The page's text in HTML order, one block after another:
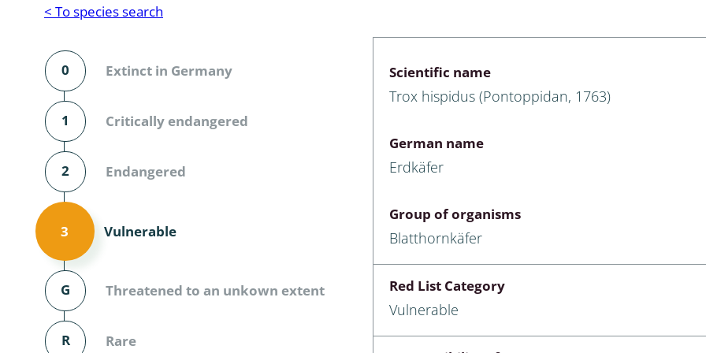
Reptilia
Aves
Branchiopoda: Anostraca,
Coleoptera: Scarabaeoidea
Makrozoobenthos
Diptera: Chaoboridae
marine Chlorophyta,
< To species search
0 Extinct in Germany
1 Critically endangered
2 Endangered
3 Vulnerable
G Threatened to an unkown extent
R Rare
Scientific name
Trox hispidus (Pontoppidan, 1763)
German name
Erdkäfer
Group of organisms
Blatthornkäfer
Red List Category
Vulnerable